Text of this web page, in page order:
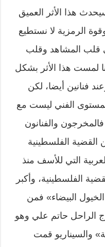
هذا الأثر العميق
الرمزية لا نستطيع
قلب المشاهد وقلب
لمست هذا الأثر بشكل
فنانين أيضا، لكن
الفني ليست مع
والفنانون
الفلسطينية
التي للأسف منذ
الفلسطينية، وأكبر
البيضاء» فمن
الراحل حاتم علي وهو
والسيناريو قمت